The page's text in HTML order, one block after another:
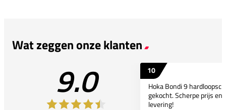
Wat zeggen onze klanten
9.0
10
Hoka Bondi 9
gekocht. Scherpe prijs en
levering!